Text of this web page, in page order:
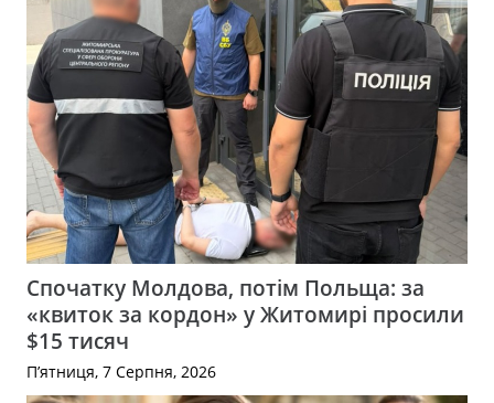
Спочатку Молдова, потім Польща: за
«квиток за кордон» у Житомирі просили
$15 тисяч
П’ятниця, 7 Серпня, 2026